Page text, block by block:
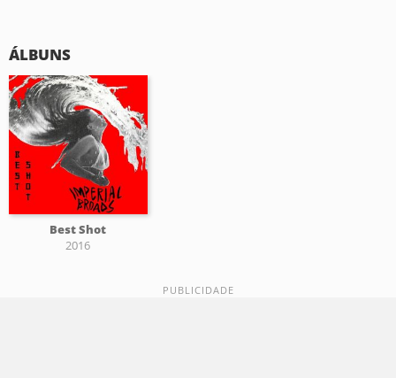
ÁLBUNS
Best Shot
2016